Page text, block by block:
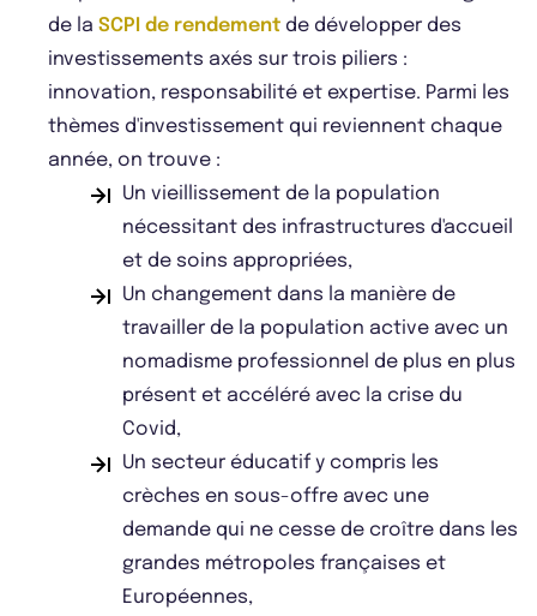
de la SCPI de rendement de développer des
investissements axés sur trois piliers :
innovation, responsabilité et expertise. Parmi les
thèmes d'investissement qui reviennent chaque
année, on trouve :
Un vieillissement de la population
nécessitant des infrastructures d'accueil
et de soins appropriées,
Un changement dans la manière de
travailler de la population active avec un
nomadisme professionnel de plus en plus
présent et accéléré avec la crise du
Covid,
Un secteur éducatif y compris les
crèches en sous-offre avec une
demande qui ne cesse de croître dans les
grandes métropoles françaises et
Européennes,